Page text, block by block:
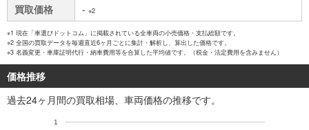
買取価格 - ※2
※1 現在「車選びドットコム」に掲載されている全車両の小売価格・支払総額です。
※2 全国の買取データを毎週直近6ヶ月ごとに集計・解析し、算出した価格です。
※3 名義変更・車庫証明代行・納車費用等を合算した平均値です。（税金・法定費用を含みません）
価格推移
過去24ヶ月間の買取相場、車両価格の推移です。
1